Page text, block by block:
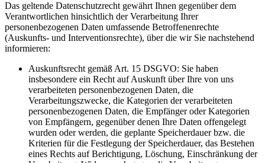
Das geltende Datenschutzrecht gewährt Ihnen gegenüber dem
Verantwortlichen hinsichtlich der Verarbeitung Ihrer
personenbezogenen Daten umfassende Betroffenenrechte
(Auskunfts- und Interventionsrechte), über die wir Sie nachstehend
informieren:
Auskunftsrecht gemäß Art. 15 DSGVO: Sie haben
insbesondere ein Recht auf Auskunft über Ihre von uns
verarbeiteten personenbezogenen Daten, die
Verarbeitungszwecke, die Kategorien der verarbeiteten
personenbezogenen Daten, die Empfänger oder Kategorien
von Empfängern, gegenüber denen Ihre Daten offengelegt
wurden oder werden, die geplante Speicherdauer bzw. die
Kriterien für die Festlegung der Speicherdauer, das Bestehen
eines Rechts auf Berichtigung, Löschung, Einschränkung der